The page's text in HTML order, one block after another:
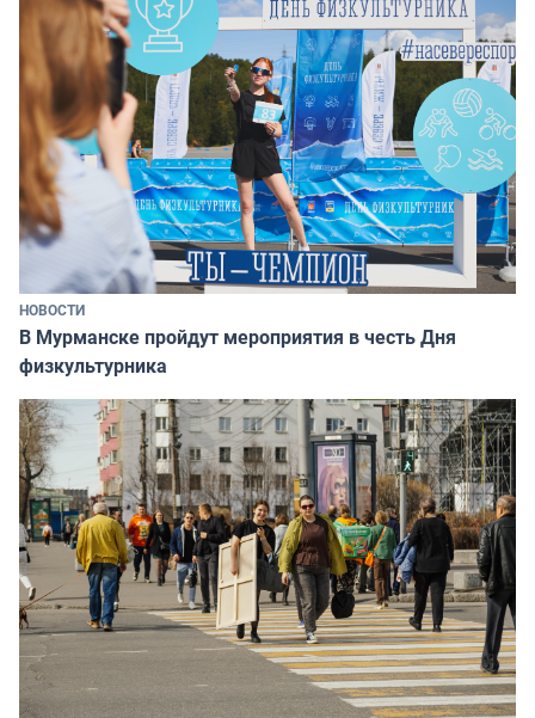
НОВОСТИ
В Мурманске пройдут мероприятия в честь Дня
физкультурника